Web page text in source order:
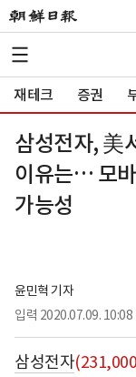
재테크 증권
삼성전자, 美
이유는… 모
가능성
윤민혁 기자
입력 2020.07.09. 10:08
삼성전자